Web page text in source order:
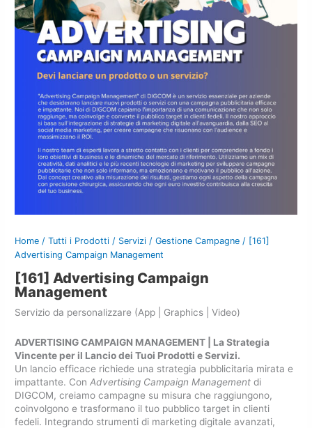
Home /Tutti i Prodotti / Servizi /Gestione Campagne / [161]
Advertising Campaign Management
[161] Advertising Campaign
Management
Servizio da personalizzare (App | Graphics | Video)
ADVERTISING CAMPAIGN MANAGEMENT | La Strategia
Vincente per il Lancio dei Tuoi Prodotti e Servizi.
Un lancio efficace richiede una strategia pubblicitaria mirata e
impattante. ConAdvertising Campaign Management di
DIGCOM, creiamo campagne su misura che raggiungono,
coinvolgono e trasformano il tuo pubblico target in clienti
fedeli. Integrando strumenti di marketing digitale avanzati,